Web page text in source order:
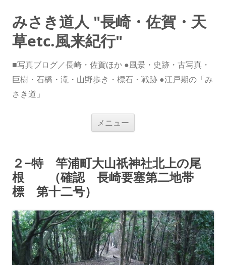
みさき道人 "長崎・佐賀・天
草etc.風来紀行"
■写真ブログ／長崎・佐賀ほか ●風景・史跡・古写真・
巨樹・石橋・滝・山野歩き・標石・戦跡 ●江戸期の「み
さき道」
メニュー
ス
キ
ッ
プ
２−特 竿浦町大山祇神社北上の尾
根 （確認 長崎要塞第二地帯
標 第十二号）